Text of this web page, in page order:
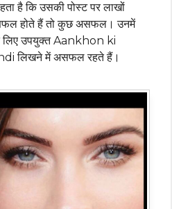
है कि उसकी पोस्ट पर लाखों
होते हैं तो कुछ असफल। उनमें
लिए उपयुक्त Aankhon ki
लिखने में असफल रहते हैं।